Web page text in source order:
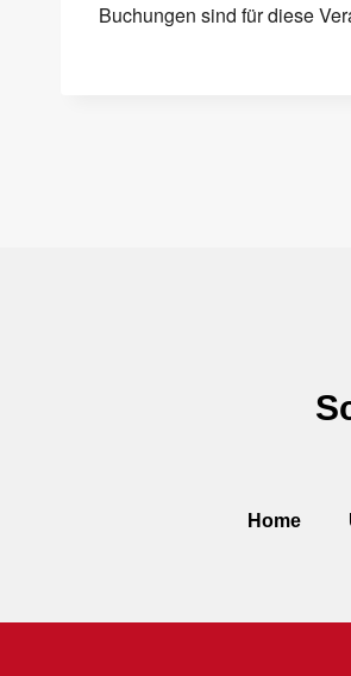
Buchungen sind für diese
Home